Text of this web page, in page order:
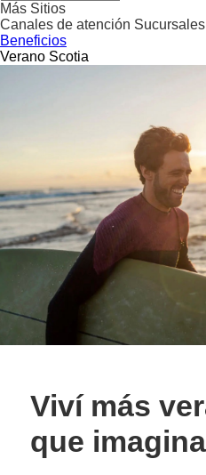
Más Sitios
Canales de atención Sucursales
Beneficios
Verano Scotia
Viví más
que